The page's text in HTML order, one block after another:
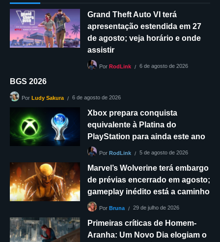
Grand Theft Auto VI terá
apresentação estendida em 27
de agosto; veja horário e onde
assistir
Por RodLink 6 de agosto de 2026
BGS 2026
Por Ludy Sakura 6 de agosto de 2026
Xbox prepara conquista
equivalente à Platina do
PlayStation para ainda este ano
Por RodLink 5 de agosto de 2026
Marvel’s Wolverine terá embargo
de prévias encerrado em agosto;
gameplay inédito está a caminho
Por Bruna 29 de julho de 2026
Primeiras críticas de Homem-
Aranha: Um Novo Dia elogiam o